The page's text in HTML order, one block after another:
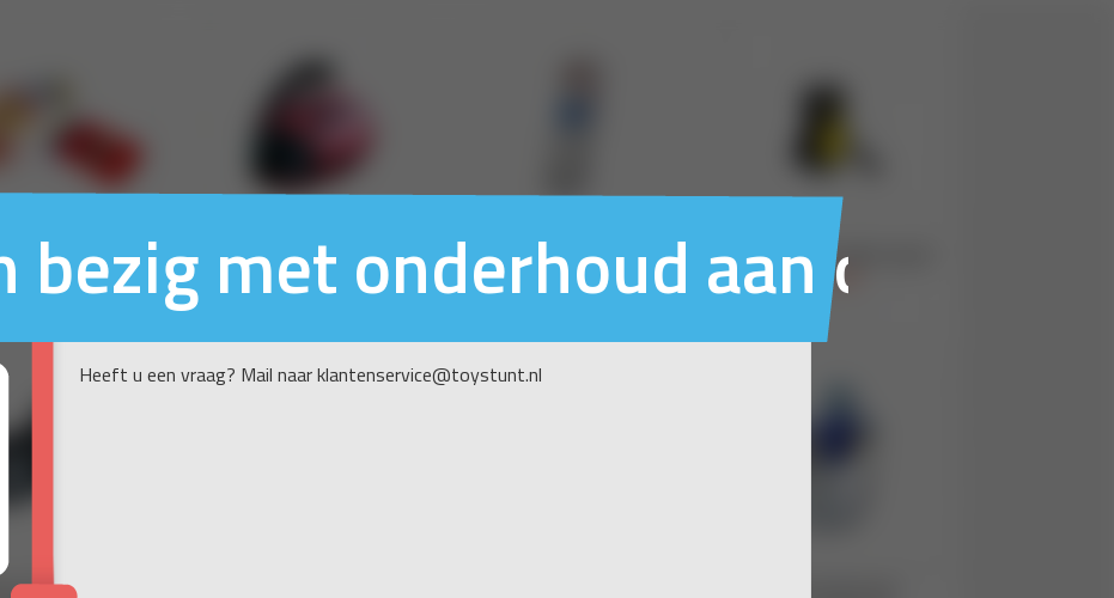
bezig met onderhoud aan ons
Heeft u een vraag? Mail naar klantenservice@toystunt.nl